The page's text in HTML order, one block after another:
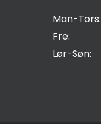
Man-Tors:
Fre:
Lør-Søn: